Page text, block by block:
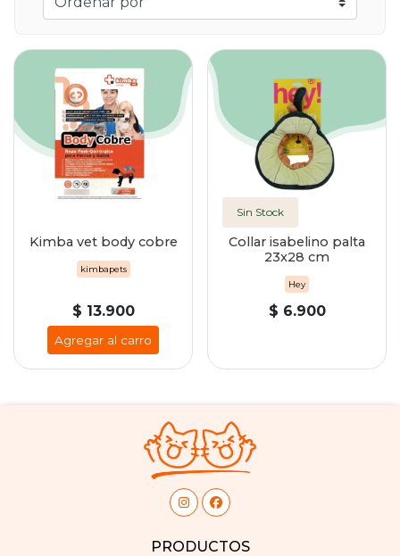
Kimba vet body cobre
kimbapets
$ 13.900
Agregar al carro
Sin Stock
Collar isabelino palta
23x28 cm
Hey
$ 6.900
PRODUCTOS